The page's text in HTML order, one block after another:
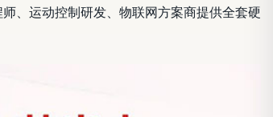
、运动控制研发、物联网方案商提供全套硬